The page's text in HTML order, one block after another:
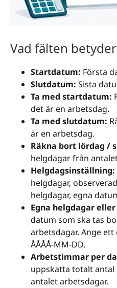
Vad fälten betyder
Startdatum: Första
Slutdatum: Sista
Ta med startdatum:
det är en arbetsdag.
Ta med slutdatum:
är en arbetsdag.
Räkna bort lördag /
helgdagar från
Helgdagsinställning:
helgdagar,
helgdagar, egna
Egna helgdagar
datum som ska tas
arbetsdagar. Ange
ÅÅÅÅ-MM-DD.
Arbetstimmar per
uppskatta totalt
antalet arbetsdagar.